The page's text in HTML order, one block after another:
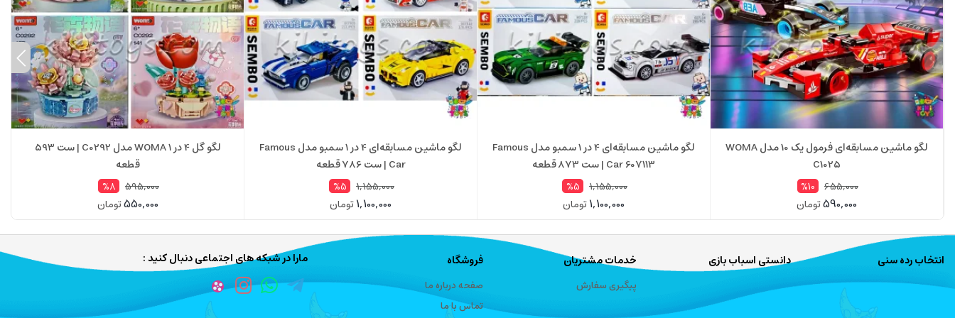
لگو ماشین مسابقه‌ای فرمول یک 10 مدل WOMA
C1025
655,000
%10
590,000تومان
لگو ماشین مسابقه‌ای 4 در 1 سمبو مدل Famous
Car 607113 | ست 873 قطعه
1,155,000
%5
1,100,000تومان
لگو ماشین مسابقه‌ای 4 در 1 سمبو مدل Famous
Car | ست 786 قطعه
1,155,000
%5
1,100,000تومان
لگو گل 4 در 1 WOMA مدل C0292 | ست 593
قطعه
595,000
%8
550,000تومان
انتخاب رده سنی دانستی اسباب بازی خدمات مشتریان
پیگیری سفارش
فروشگاه
صفحه درباره ما
تماس با ما
مارا در شبکه های اجتماعی دنبال کنید :